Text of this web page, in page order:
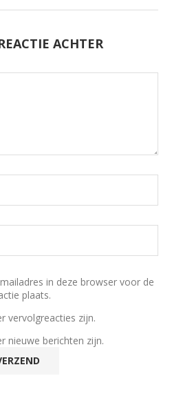
ACHTER
in deze browser voor de
plaats.
vervolgreacties zijn.
nieuwe berichten zijn.